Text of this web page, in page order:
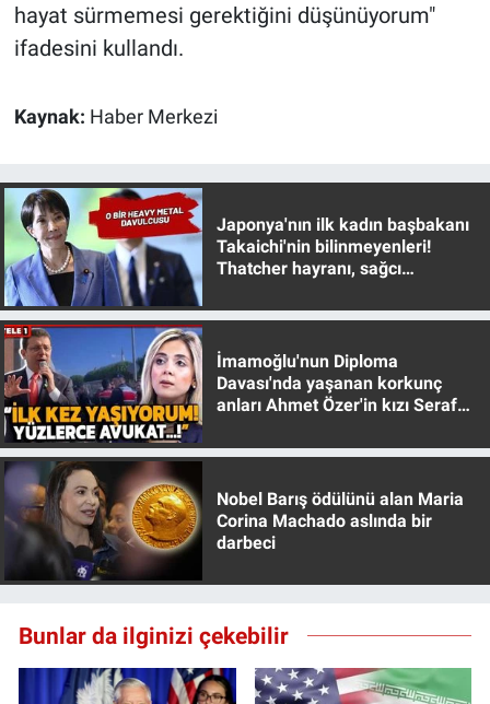
hayat sürmemesi gerektiğini düşünüyorum"
ifadesini kullandı.
Kaynak: Haber Merkezi
Japonya'nın ilk kadın başbakanı
Takaichi'nin bilinmeyenleri!
Thatcher hayranı, sağcı
İmamoğlu'nun Diploma
Davası'nda yaşanan korkunç
anları Ahmet Özer'in kızı Seraf
Nobel Barış ödülünü alan Maria
Corina Machado aslında bir
darbeci
Bunlar da ilginizi çekebilir